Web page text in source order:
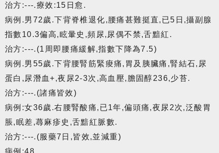
治方:---.療效:15日愈.
病例.男72歲.下背脊椎退化,腰痛甚難挺直,已5日,攝副腺
指數10.3偏高,眩暈史,頻尿,尿偶不禁,舌黯紅.
治方:---.(1周即腰痛緩解,指數下降為7.5)
病例.男55歲.下背腰腎筋緊痠痛,胃及胰臟痛,腎結石,尿
蛋白,尿潛血+,夜尿2-3次,高血壓,膽固醇236,少苔.
治方:---.(諸痛皆效)
病例:女36歲.右腰腎酸痛,已1年,偏頭痛,夜尿2次,泛酸胃
脹,眠差,蕁麻疹史,舌黯紅脈數.
治方:---.(服藥7日,皆效,並減重)
病例:48